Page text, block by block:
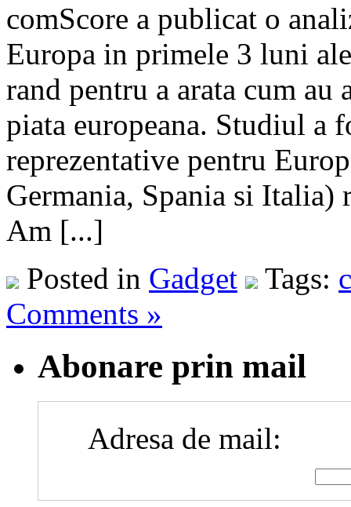
comScore a publicat o
Europa in primele 3 luni
rand pentru a arata cum
piata europeana. Studiul a
reprezentative pentru
Germania, Spania si Italia)
Am [...]
Posted in Gadget Tags:
Comments »
Abonare prin mail
Adresa de mail: